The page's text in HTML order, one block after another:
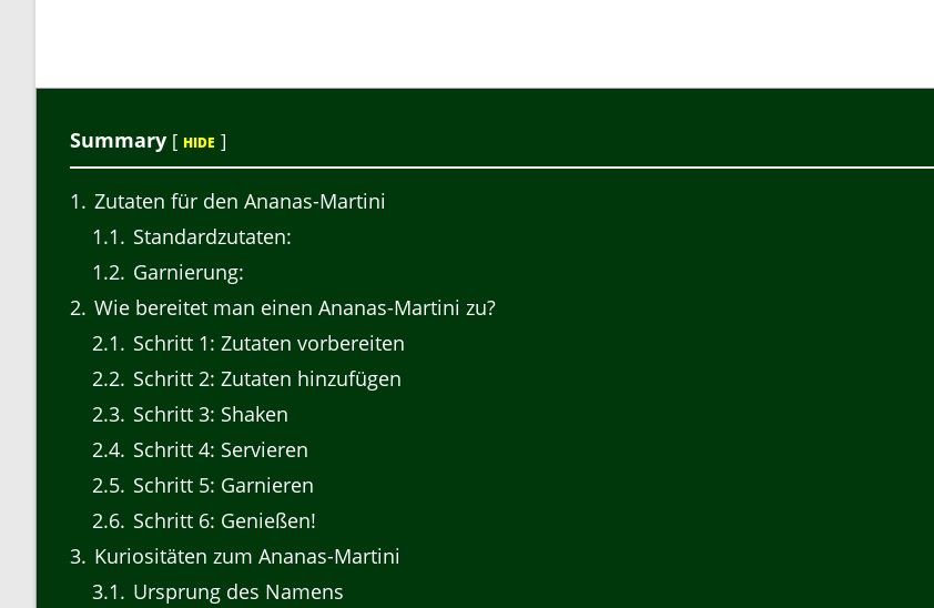
Summary [ HIDE ]
1
Zutaten für den Ananas-Martini
1.1
Standardzutaten:
1.2 Garnierung:
2 Wie bereitet man einen Ananas-Martini zu?
2.1
Schritt 1: Zutaten vorbereiten
2.2 Schritt 2: Zutaten hinzufügen
2.3 Schritt 3: Shaken
2.4 Schritt 4: Servieren
2.5 Schritt 5: Garnieren
2.6 Schritt 6: Genießen!
3 Kuriositäten zum Ananas-Martini
3.1
Ursprung des Namens